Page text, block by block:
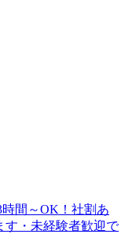
時間～OK！社割あ
す・未経験者歓迎で